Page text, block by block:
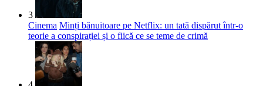
3
Cinema Minți bănuitoare pe Netflix: un tată dispărut într-o
teorie a conspirației și o fiică ce se teme de crimă